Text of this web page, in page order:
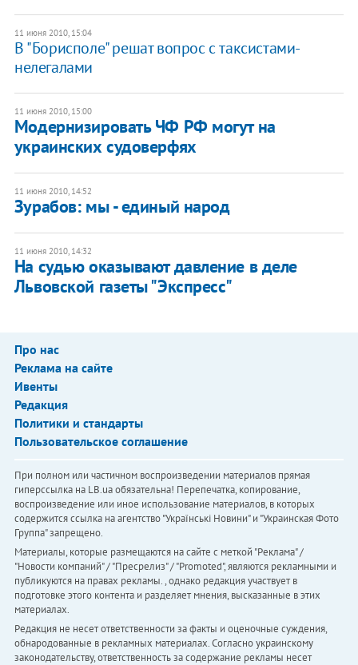
11 июня 2010, 15:04
В "Борисполе" решат вопрос с таксистами-
нелегалами
11 июня 2010, 15:00
Модернизировать ЧФ РФ могут на
украинских судоверфях
11 июня 2010, 14:52
Зурабов: мы - единый народ
11 июня 2010, 14:32
На судью оказывают давление в деле
Львовской газеты "Экспресс"
Про нас
Реклама на сайте
Ивенты
Редакция
Политики и стандарты
Пользовательское соглашение
При полном или частичном воспроизведении материалов прямая
гиперссылка на LB.ua обязательна! Перепечатка, копирование,
воспроизведение или иное использование материалов, в которых
содержится ссылка на агентство "Українськi Новини" и "Украинская Фото
Группа" запрещено.
Материалы, которые размещаются на сайте с меткой "Реклама" /
"Новости компаний" / "Пресрелиз" / "Promoted", являются рекламными и
публикуются на правах рекламы. , однако редакция участвует в
подготовке этого контента и разделяет мнения, высказанные в этих
материалах.
Редакция не несет ответственности за факты и оценочные суждения,
обнародованные в рекламных материалах. Согласно украинскому
законодательству, ответственность за содержание рекламы несет